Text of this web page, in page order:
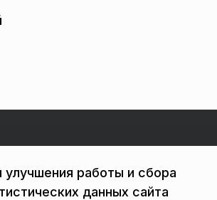
улучшения работы и сбора
данных сайта